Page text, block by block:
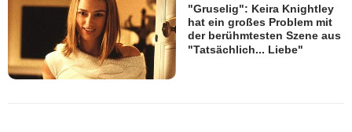
"Gruselig": Keira Knightley
hat ein großes Problem mit
der berühmtesten Szene aus
"Tatsächlich... Liebe"